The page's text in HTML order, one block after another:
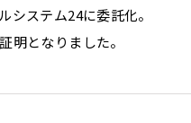
ステム24に委託化。
明となりました。